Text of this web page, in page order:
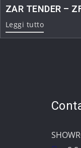
ZAR TENDER –
Leggi tutto